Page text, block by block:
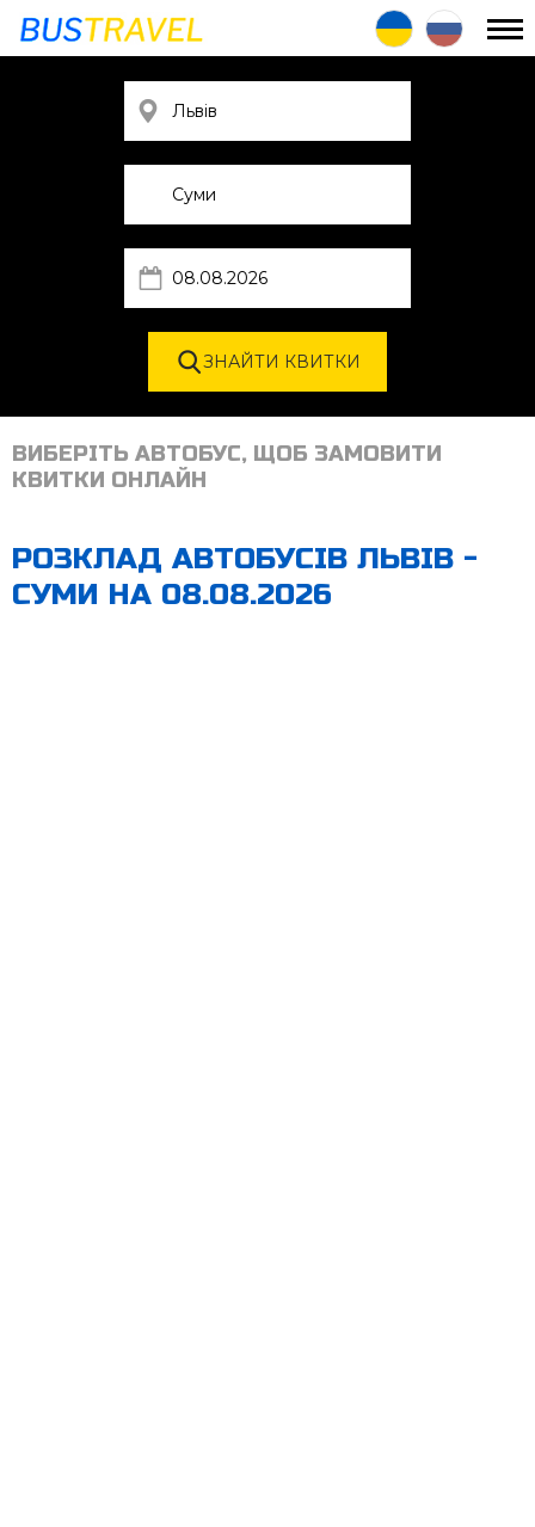
ВИБЕРІТЬ АВТОБУС, ЩОБ ЗАМОВИТИ
КВИТКИ ОНЛАЙН
РОЗКЛАД АВТОБУСІВ ЛЬВІВ -
СУМИ НА 08.08.2026